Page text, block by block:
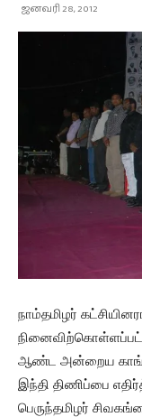
ஜனவரி 28, 2012
நாம்தமிழர்
ஆண்ட அன்றைய
இந்தி திணிப்பை
பெருந்தமிழர்